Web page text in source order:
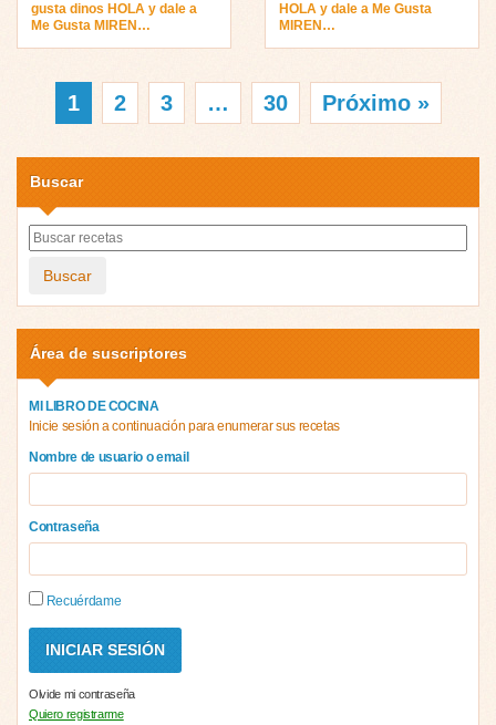
gusta dinos HOLA y dale a
Me Gusta MIREN…
HOLA y dale a Me Gusta
MIREN…
1 2 3 … 30 Próximo »
Buscar
Buscar
Área de suscriptores
MI LIBRO DE COCINA
Inicie sesión a continuación para enumerar sus recetas
Nombre de usuario o email
Contraseña
Recuérdame
Olvide mi contraseña
Quiero registrarme